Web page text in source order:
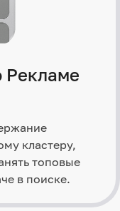
Рекламе
кластеру,
топовые
в поиске.